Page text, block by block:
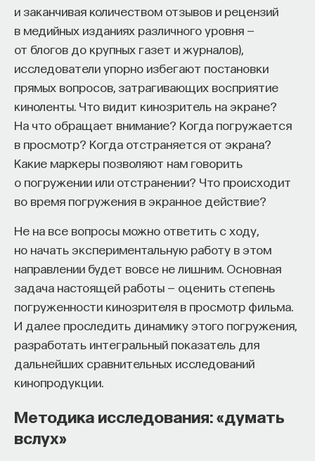
и заканчивая количеством отзывов и рецензий
в медийных изданиях различного уровня —
от блогов до крупных газет и журналов),
исследователи упорно избегают постановки
прямых вопросов, затрагивающих восприятие
киноленты. Что видит кинозритель на экране?
На что обращает внимание? Когда погружается
в просмотр? Когда отстраняется от экрана?
Какие маркеры позволяют нам говорить
о погружении или отстранении? Что происходит
во время погружения в экранное действие?
Не на все вопросы можно ответить с ходу,
но начать экспериментальную работу в этом
направлении будет вовсе не лишним. Основная
задача настоящей работы — оценить степень
погруженности кинозрителя в просмотр фильма.
И далее проследить динамику этого погружения,
разработать интегральный показатель для
дальнейших сравнительных исследований
кинопродукции.
Методика исследования: «думать
вслух»